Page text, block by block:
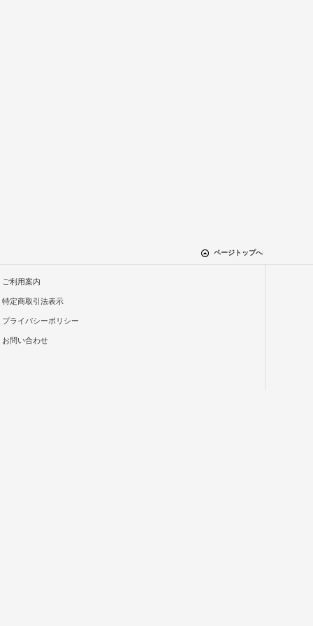
ページトップへ
ご利用案内
特定商取引法表示
プライバシーポリシー
お問い合わせ